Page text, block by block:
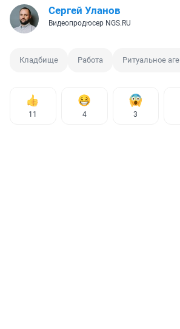
Сергей Уланов
Видеопродюсер NGS.RU
Кладбище Работа Ритуальное
11 4 3